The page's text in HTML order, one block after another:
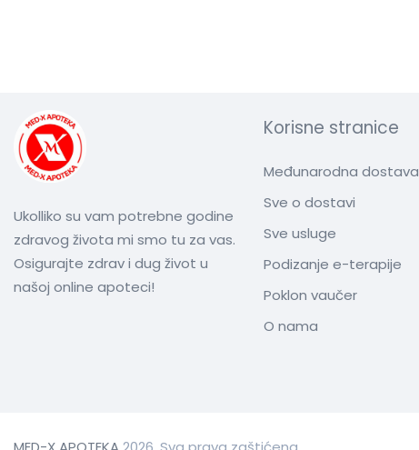
Ukolliko su vam potrebne godine
zdravog života mi smo tu za vas.
Osigurajte zdrav i dug život u
našoj online apoteci!
Korisne stranice
Međunarodna dostava
Sve o dostavi
Sve usluge
Podizanje e-terapije
Poklon vaučer
O nama